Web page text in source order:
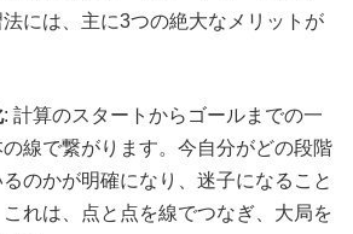
には、主に3つの絶大なメリットが
: 計算のスタートからゴールまでの一
線で繋がります。今自分がどの段階
のかが明確になり、迷子になること
れは、点と点を線でつなぎ、大局を